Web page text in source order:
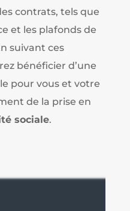
contrats, tels que
et les plafonds de
suivant ces
bénéficier d’une
pour vous et votre
de la prise en
sociale.